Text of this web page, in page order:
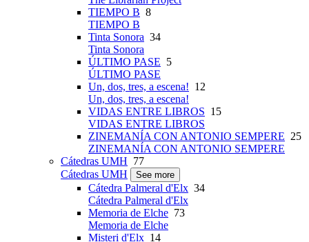
TIEMPO B 8
TIEMPO B
Tinta Sonora 34
Tinta Sonora
ÚLTIMO PASE 5
ÚLTIMO PASE
Un, dos, tres, a escena! 12
Un, dos, tres, a escena!
VIDAS ENTRE LIBROS 15
VIDAS ENTRE LIBROS
ZINEMANÍA CON ANTONIO SEMPERE 25
ZINEMANÍA CON ANTONIO SEMPERE
Cátedras UMH 77
Cátedras UMH
See more
Cátedra Palmeral d'Elx 34
Cátedra Palmeral d'Elx
Memoria de Elche 73
Memoria de Elche
Misteri d'Elx 14